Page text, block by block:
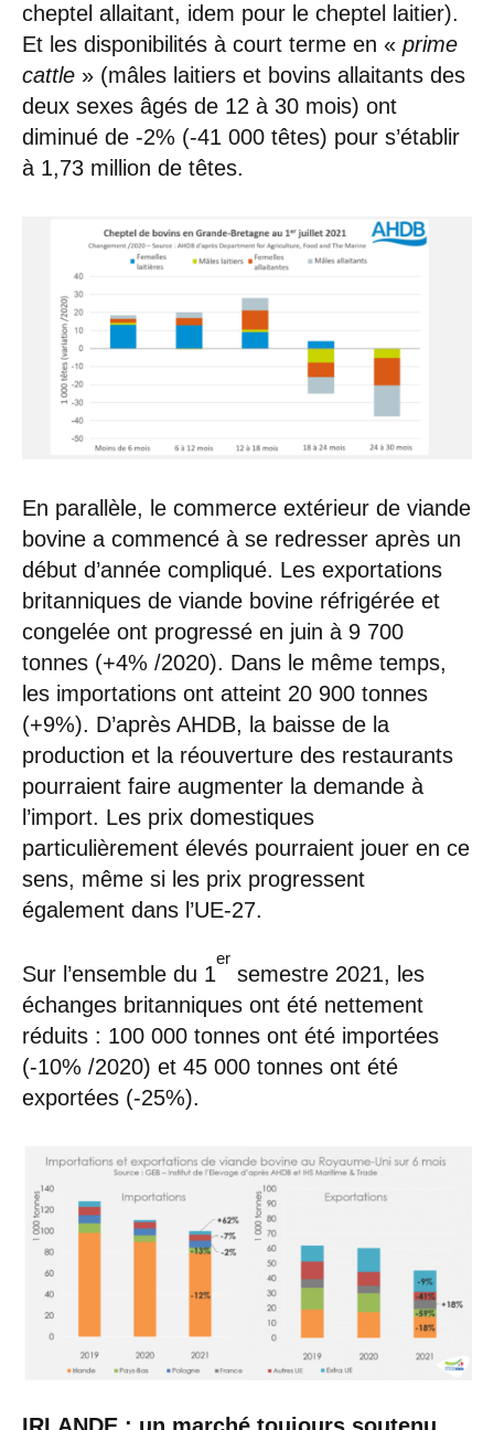
cheptel allaitant, idem pour le cheptel laitier).
Et les disponibilités à court terme en « prime
cattle » (mâles laitiers et bovins allaitants des
deux sexes âgés de 12 à 30 mois) ont
diminué de -2% (-41 000 têtes) pour s’établir
à 1,73 million de têtes.
En parallèle, le commerce extérieur de viande
bovine a commencé à se redresser après un
début d’année compliqué. Les exportations
britanniques de viande bovine réfrigérée et
congelée ont progressé en juin à 9 700
tonnes (+4% /2020). Dans le même temps,
les importations ont atteint 20 900 tonnes
(+9%). D’après AHDB, la baisse de la
production et la réouverture des restaurants
pourraient faire augmenter la demande à
l’import. Les prix domestiques
particulièrement élevés pourraient jouer en ce
sens, même si les prix progressent
également dans l’UE-27.
Sur l’ensemble du 1
er
semestre 2021, les
échanges britanniques ont été nettement
réduits : 100 000 tonnes ont été importées
(-10% /2020) et 45 000 tonnes ont été
exportées (-25%).